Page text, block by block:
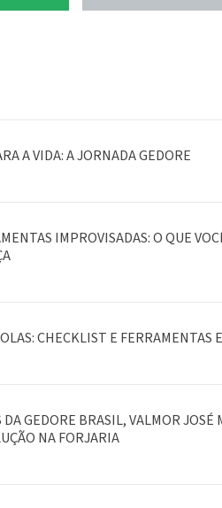
A VIDA: A JORNADA GEDORE
IMPROVISADAS: O QUE
CHECKLIST E FERRAMENTAS
GEDORE BRASIL, VALMOR JOSÉ
NA FORJARIA